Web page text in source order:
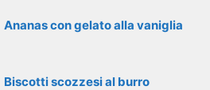
Ananas con gelato alla vaniglia
Biscotti scozzesi al burro